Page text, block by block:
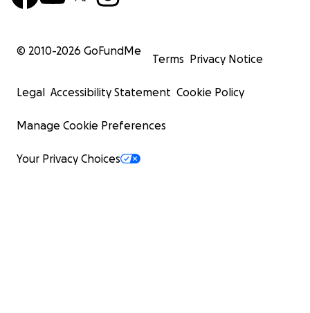
© 2010-2026 GoFundMe
Terms Privacy Notice
Legal Accessibility Statement Cookie Policy
Manage Cookie Preferences
Your Privacy Choices